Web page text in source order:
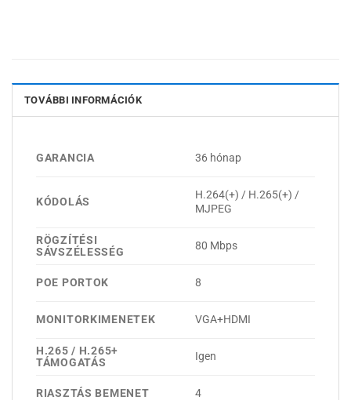
TOVÁBBI INFORMÁCIÓK
GARANCIA 36 hónap
KÓDOLÁS
H.264(+) / H.265(+) /
MJPEG
RÖGZÍTÉSI
SÁVSZÉLESSÉG
80 Mbps
POE PORTOK 8
MONITORKIMENETEK VGA+HDMI
H.265 / H.265+
TÁMOGATÁS
Igen
RIASZTÁS BEMENET 4